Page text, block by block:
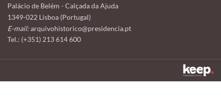
Palácio de Belém - Calçada da Ajuda
1349-022 Lisboa (Portugal)
E-mail:arquivohistorico@presidencia.pt
Tel.: (+351) 213 614 600